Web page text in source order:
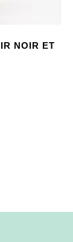
NOIR ET